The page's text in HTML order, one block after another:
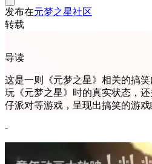
发布在元梦之星社区
转载
导读
这是一则《元梦之星》相关的搞
玩《元梦之星》时的真实状态，
仔派对等游戏，呈现出搞笑的游戏
-